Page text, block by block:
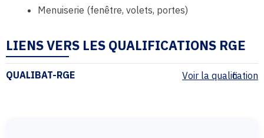
Menuiserie (fenêtre, volets, portes)
LIENS VERS LES QUALIFICATIONS RGE
QUALIBAT-RGE Voir la qualification